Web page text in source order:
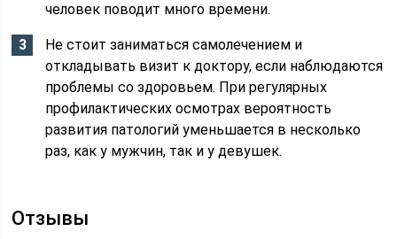
человек поводит много времени.
Не стоит заниматься самолечением и
откладывать визит к доктору, если наблюдаются
проблемы со здоровьем. При регулярных
профилактических осмотрах вероятность
развития патологий уменьшается в несколько
раз, как у мужчин, так и у девушек.
Отзывы